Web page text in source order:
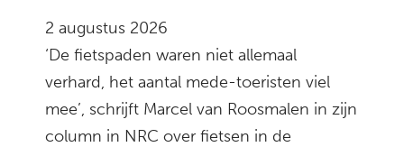
2 augustus 2026
‘De fietspaden waren niet allemaal
verhard, het aantal mede-toeristen viel
mee’, schrijft Marcel van Roosmalen in zijn
column in NRC over fietsen in de